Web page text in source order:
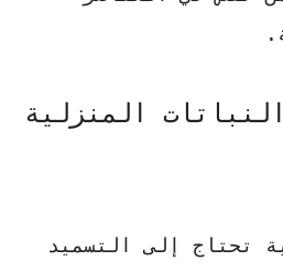
المنزلية
تحتاج إلى
التسميد